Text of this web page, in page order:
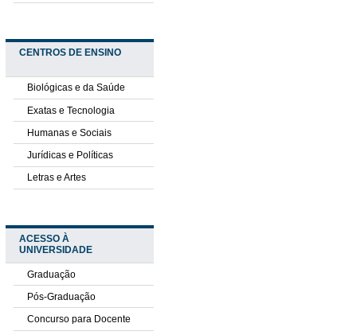
CENTROS DE ENSINO
Biológicas e da Saúde
Exatas e Tecnologia
Humanas e Sociais
Jurídicas e Políticas
Letras e Artes
ACESSO À
UNIVERSIDADE
Graduação
Pós-Graduação
Concurso para Docente